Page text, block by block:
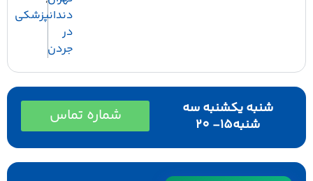
دندانپزشکی
جردن
شنبه یکشنبه سه
شنبه15- 20
شماره تماس